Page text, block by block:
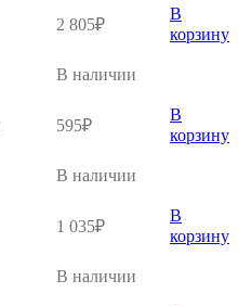
2 805₽
В
корзину
В наличии
595₽
В
корзину
В наличии
1 035₽
В
корзину
В наличии